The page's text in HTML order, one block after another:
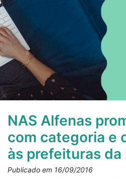
NAS Alfenas
com categoria e
às prefeituras da
Publicado em 16/09/2016